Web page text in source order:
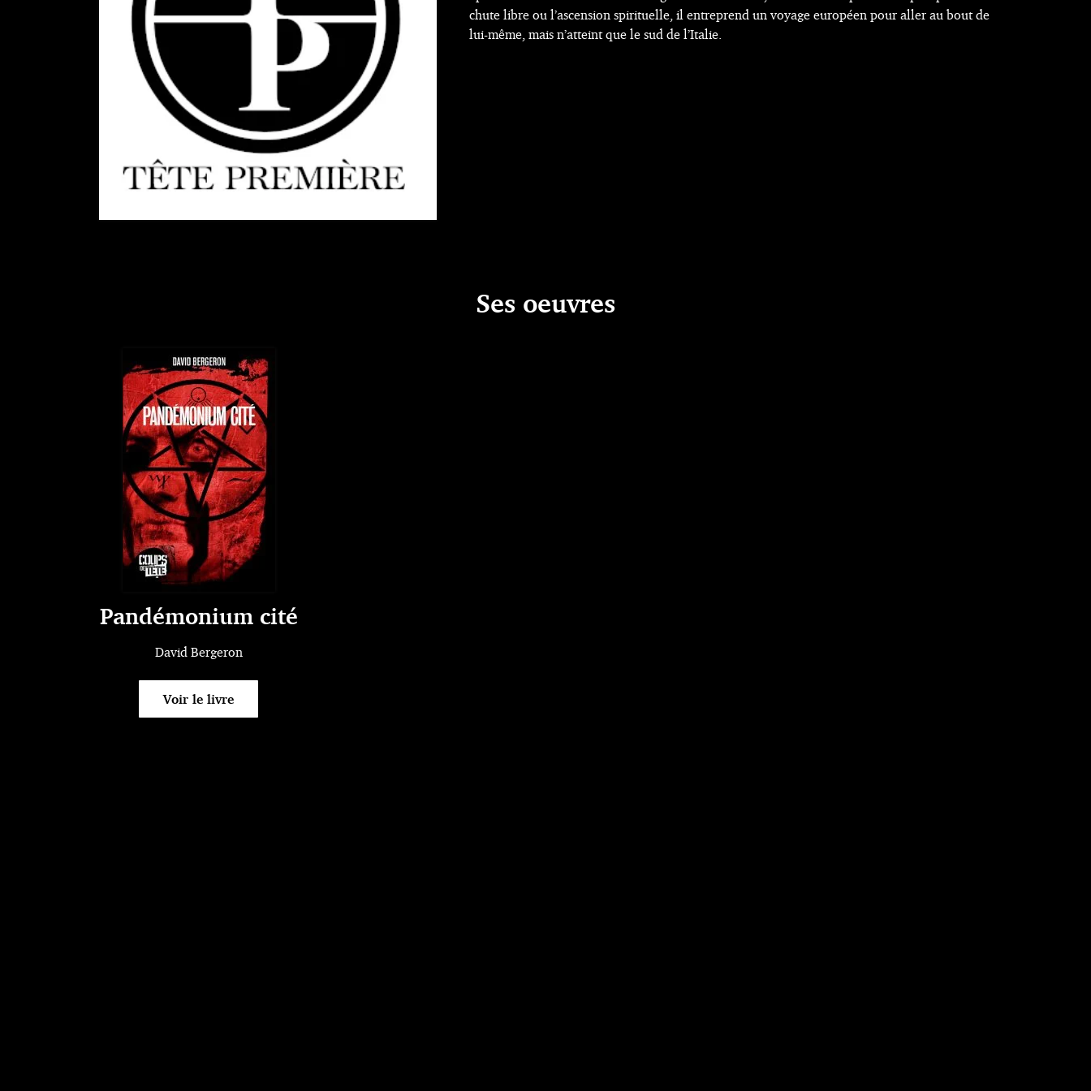
chute libre ou l’ascension spirituelle, il entreprend un voyage européen pour aller au bout de
lui-même, mais n’atteint que le sud de l’Italie.
Ses oeuvres
Pandémonium cité
David Bergeron
Voir le livre